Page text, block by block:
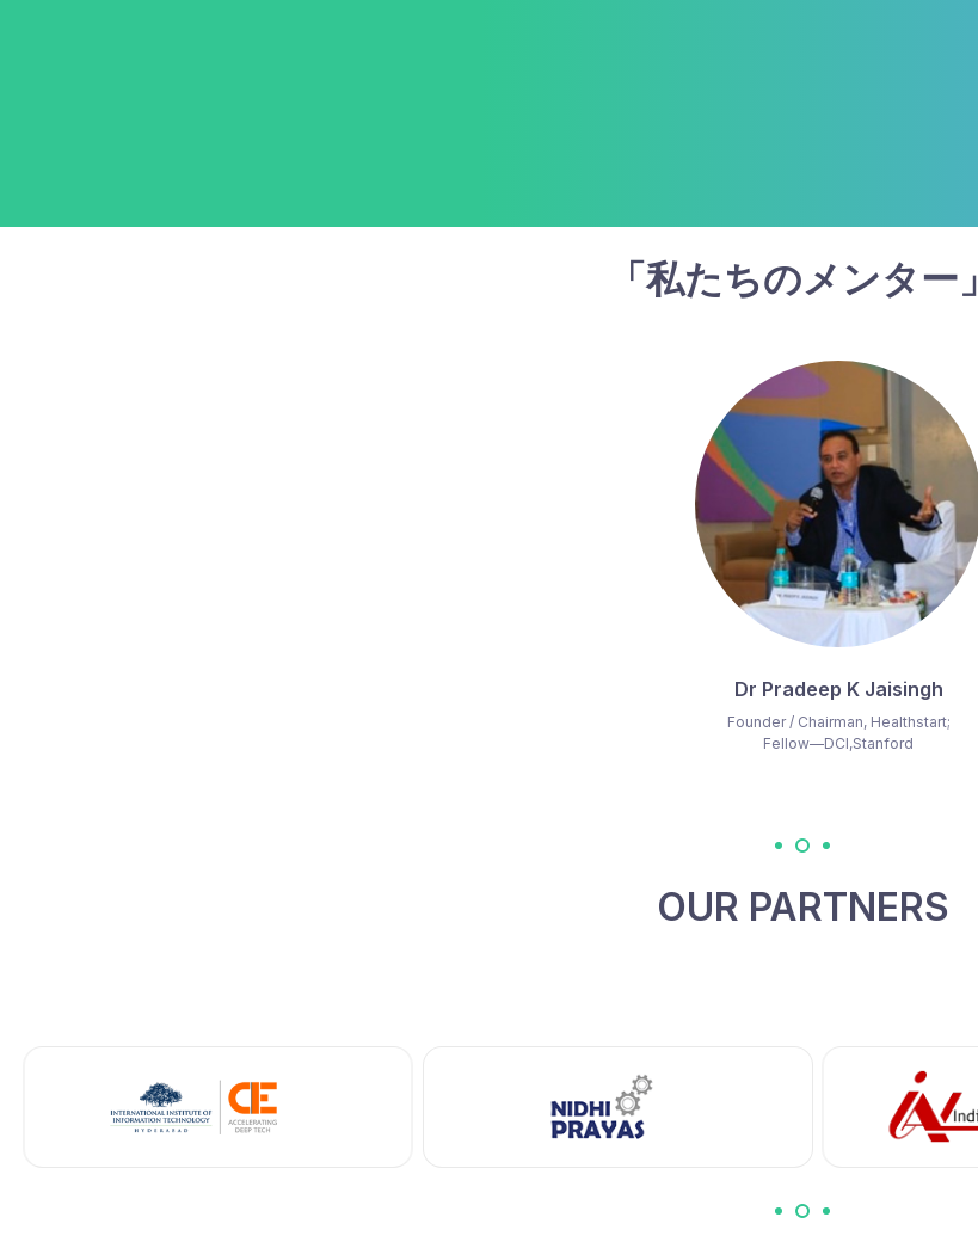
「私たちのメンター」
Dr Pradeep K Jaisingh
Founder / Chairman, Healthstart;
Fellow—DCI,Stanford
OUR PARTNERS